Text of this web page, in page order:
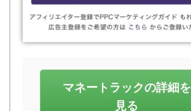
マネートラックの詳細を
見る